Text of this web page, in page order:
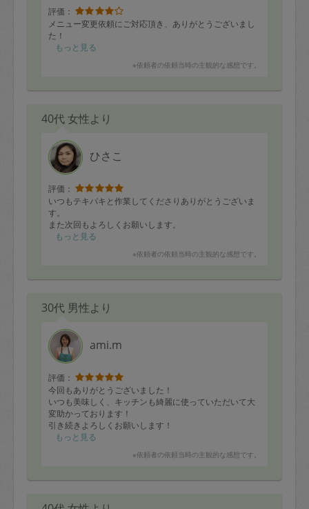
評価：
メニュー変更依頼にご対応頂き、ありがとうございまし
た！
もっと見る
※依頼者の依頼当時の主観的な感想です。
40代 女性より
ひさこ
評価：
いつもテキパキと作業してくださりありがとうございま
す。
また次回もよろしくお願いします。
もっと見る
※依頼者の依頼当時の主観的な感想です。
30代 男性より
ami.m
評価：
今回もありがとうございました！
いつも美味しく、キッチンも綺麗に使っていただいて大
変助かっております！
引き続きよろしくお願いします！
もっと見る
※依頼者の依頼当時の主観的な感想です。